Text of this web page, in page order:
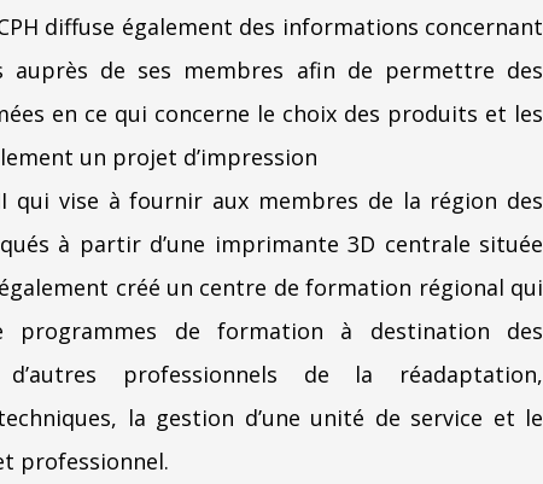
diffuse également des informations concernant
auprès de ses membres afin de permettre des
en ce qui concerne le choix des produits et les
un projet d’impression
qui vise à fournir aux membres de la région des
à partir d’une imprimante 3D centrale située
créé un centre de formation régional qui
de formation à destination des
professionnels de la réadaptation,
la gestion d’une unité de service et le
professionnel.